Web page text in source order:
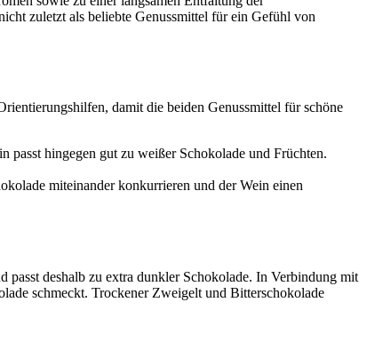
zuletzt als beliebte Genussmittel für ein Gefühl von
damit die beiden Genussmittel für schöne
passt hingegen gut zu weißer Schokolade und Früchten.
miteinander konkurrieren und der Wein einen
passt deshalb zu extra dunkler Schokolade. In Verbindung mit
schmeckt. Trockener Zweigelt und Bitterschokolade